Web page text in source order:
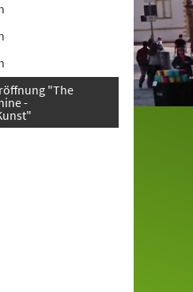
"The
-